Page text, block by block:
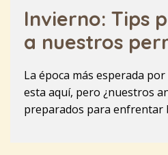
Invierno: Tips
a nuestros
La época más esperada
esta aquí, pero ¿nuestros
preparados para enfrentar